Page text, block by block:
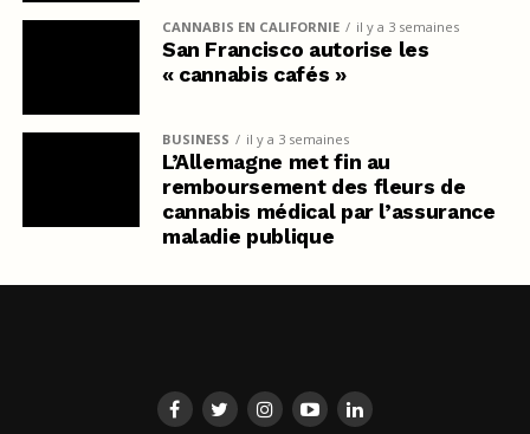
CANNABIS EN CALIFORNIE il y a 3 semaines
San Francisco autorise les
« cannabis cafés »
BUSINESS il y a 3 semaines
L’Allemagne met fin au
remboursement des fleurs de
cannabis médical par l’assurance
maladie publique